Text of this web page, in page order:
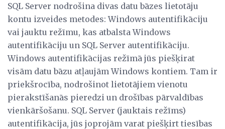
SQL Server nodrošina divas datu bāzes lietotāju
kontu izveides metodes: Windows autentifikāciju
vai jauktu režīmu, kas atbalsta Windows
autentifikāciju un SQL Server autentifikāciju.
Windows autentifikācijas režīmā jūs piešķirat
visām datu bāzu atļaujām Windows kontiem. Tam ir
priekšrocība, nodrošinot lietotājiem vienotu
pierakstīšanās pieredzi un drošības pārvaldības
vienkāršošanu. SQL Server (jauktais režīms)
autentifikācija, jūs joprojām varat piešķirt tiesības